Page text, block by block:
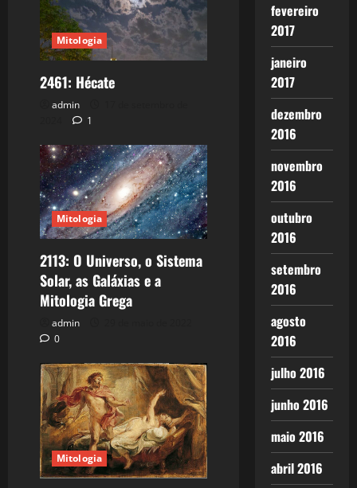
Mitologia
2461: Hécate
admin
1
Mitologia
2113: O Universo, o Sistema
Solar, as Galáxias e a
Mitologia Grega
admin
0
Mitologia
fevereiro
2017
janeiro
2017
dezembro
2016
novembro
2016
outubro
2016
setembro
2016
agosto
2016
julho 2016
junho 2016
maio 2016
abril 2016